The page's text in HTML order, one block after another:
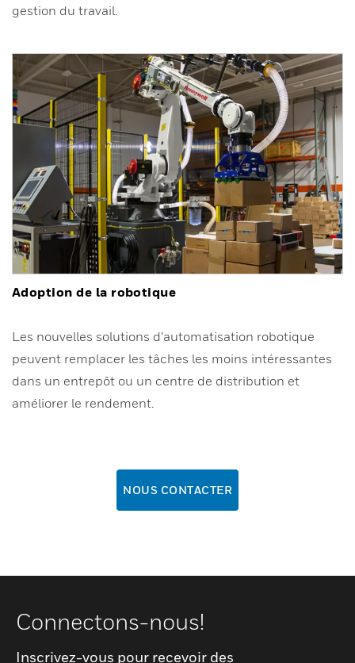
gestion du travail.
Adoption de la robotique
Les nouvelles solutions d'automatisation robotique
peuvent remplacer les tâches les moins intéressantes
dans un entrepôt ou un centre de distribution et
améliorer le rendement.
NOUS CONTACTER
Connectons-nous!
Inscrivez-vous pour recevoir des